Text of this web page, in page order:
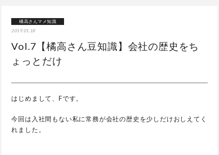
橘高さんマメ知識
2019.01.18
Vol.7【橘高さん豆知識】会社の歴史をち
ょっとだけ
はじめまして、Fです。
今回は入社間もない私に常務が会社の歴史を少しだけおしえてく
れました。